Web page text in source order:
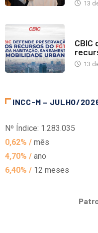
13
13
INCC-M – JULHO/
Nº Índice: 1.283.035
0,62% / mês
4,70% / ano
6,40% / 12 meses